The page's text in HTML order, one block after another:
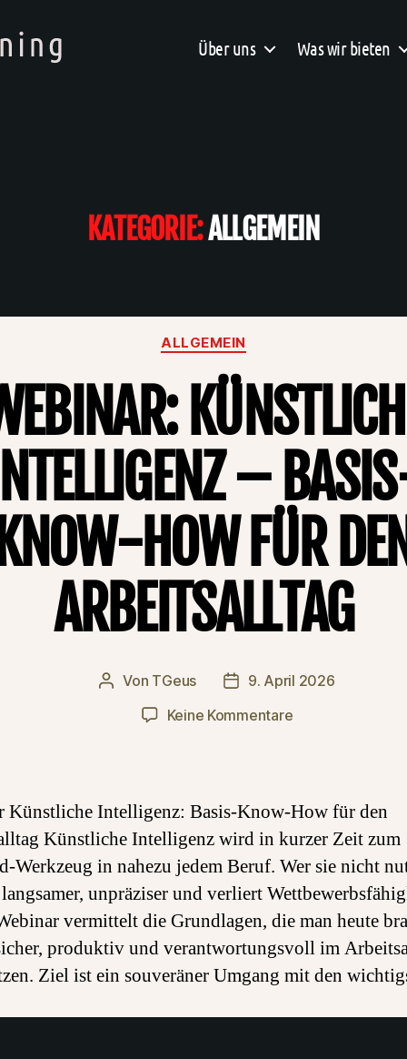
Über uns Was wir bieten
KATEGORIE:ALLGEMEIN
Kategorien
ALLGEMEIN
–
HOW FÜR DEN
ARBEITSALLTAG
Beitragsautor
Von TGeus Beitragsdatum
9. April 2026
Keine Kommentarezu
–
Basis-
Know-
How
für
Arbeitsalltag
Künstliche Intelligenz: Basis-Know-How für den
Künstliche Intelligenz wird in kurzer Zeit zum
Werkzeug in nahezu jedem Beruf. Wer sie nicht
unpräziser und verliert
vermittelt die Grundlagen, die man heute
produktiv und verantwortungsvoll im
Ziel ist ein souveräner Umgang mit den